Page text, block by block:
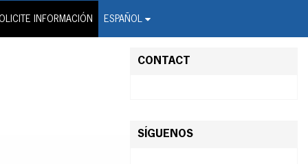
INFORMACIÓN ESPAÑOL
Wire Service
CONTACT
SÍGUENOS